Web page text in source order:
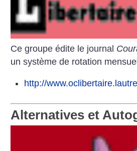
Ce groupe édite le journal
un système de rotation
http://
Alternatives et